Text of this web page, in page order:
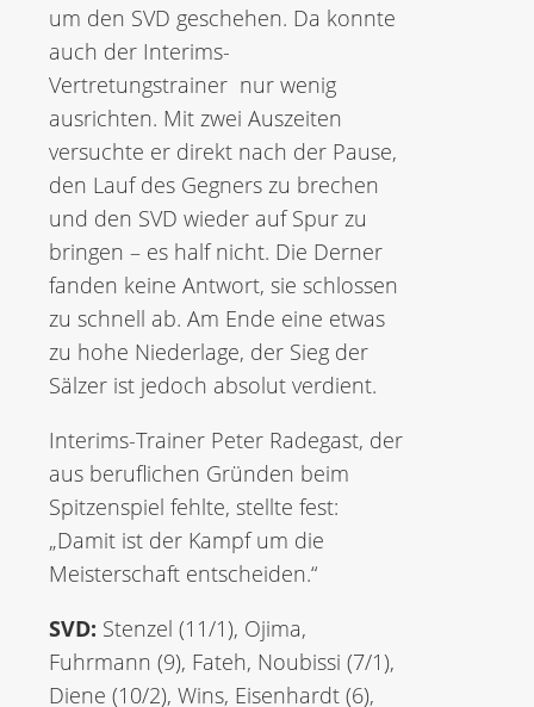
um den SVD geschehen. Da konnte
auch der Interims-
Vertretungstrainer nur wenig
ausrichten. Mit zwei Auszeiten
versuchte er direkt nach der Pause,
den Lauf des Gegners zu brechen
und den SVD wieder auf Spur zu
bringen – es half nicht. Die Derner
fanden keine Antwort, sie schlossen
zu schnell ab. Am Ende eine etwas
zu hohe Niederlage, der Sieg der
Sälzer ist jedoch absolut verdient.
Interims-Trainer Peter Radegast, der
aus beruflichen Gründen beim
Spitzenspiel fehlte, stellte fest:
„Damit ist der Kampf um die
Meisterschaft entscheiden.“
SVD: Stenzel (11/1), Ojima,
Fuhrmann (9), Fateh, Noubissi (7/1),
Diene (10/2), Wins, Eisenhardt (6),